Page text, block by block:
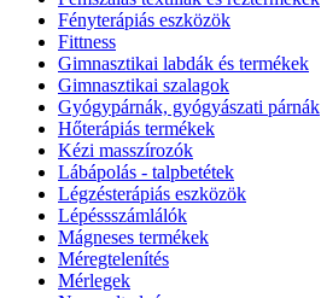
Fényterápiás eszközök
Fittness
Gimnasztikai labdák és termékek
Gimnasztikai szalagok
Gyógypárnák, gyógyászati párnák
Hőterápiás termékek
Kézi masszírozók
Lábápolás - talpbetétek
Légzésterápiás eszközök
Lépéssszámlálók
Mágneses termékek
Méregtelenítés
Mérlegek